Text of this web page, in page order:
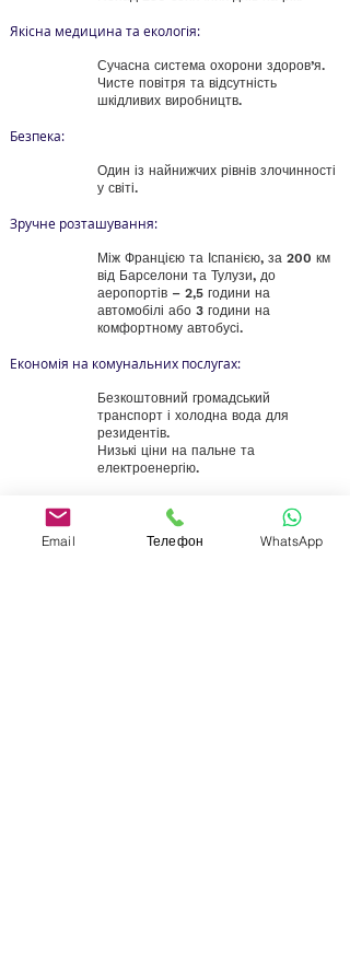
Якісна медицина та екологія:
Сучасна система охорони здоров’я.
Чисте повітря та відсутність
шкідливих виробництв.
Безпека:
Один із найнижчих рівнів злочинності
у світі.
Зручне розташування:
Між Францією та Іспанією, за 200 км
від Барселони та Тулузи, до
аеропортів – 2,5 години на
автомобілі або 3 години на
комфортному автобусі.
Економія на комунальних послугах:
Безкоштовний громадський
транспорт і холодна вода для
резидентів.
Низькі ціни на пальне та
електроенергію.
Email Телефон WhatsApp